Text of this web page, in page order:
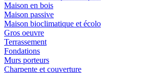
Maison en bois
Maison passive
Maison bioclimatique et écolo
Gros oeuvre
Terrassement
Fondations
Murs porteurs
Charpente et couverture